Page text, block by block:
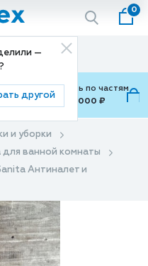
—
?
другой
0
Способ доставки
Доставка
Можно оплатить по частям
от 700 ₽ до 15,000 ₽
и уборки
для ванной комнаты
Антиналет и